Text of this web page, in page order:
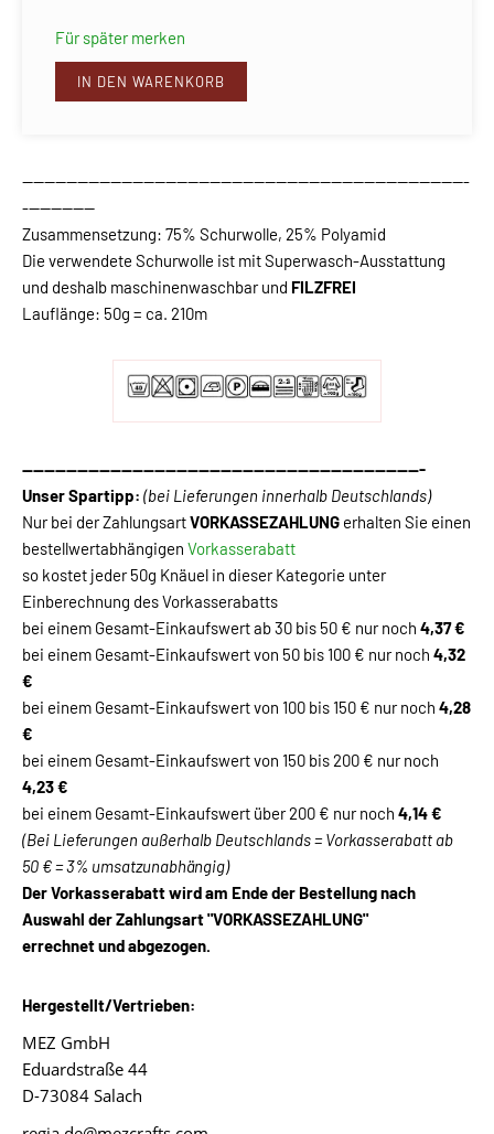
Für später merken
IN DEN WARENKORB
---------------------------------------------------------------------------------
-------------
Zusammensetzung: 75% Schurwolle, 25% Polyamid
Die verwendete Schurwolle ist mit Superwasch-Ausstattung
und deshalb maschinenwaschbar und FILZFREI
Lauflänge: 50g = ca. 210m
-------------------------------------------------------------------------
Unser Spartipp: (bei Lieferungen innerhalb Deutschlands)
Nur bei der ZahlungsartVORKASSEZAHLUNG erhalten Sie einen
bestellwertabhängigen Vorkasserabatt
so kostet jeder 50g Knäuel in dieser Kategorie unter
Einberechnung des Vorkasserabatts
bei einem Gesamt-Einkaufswert ab 30 bis 50 € nur noch 4,37 €
bei einem Gesamt-Einkaufswert von 50 bis 100 € nur noch 4,32
€
bei einem Gesamt-Einkaufswert von 100 bis 150 € nur noch 4,28
€
bei einem Gesamt-Einkaufswert von 150 bis 200 € nur noch
4,23 €
bei einem Gesamt-Einkaufswert über 200 € nur noch 4,14 €
(Bei Lieferungen außerhalb Deutschlands = Vorkasserabatt ab
50 € = 3% umsatzunabhängig)
Der Vorkasserabatt wird am Ende der Bestellung nach
Auswahl der Zahlungsart "VORKASSEZAHLUNG"
errechnet und abgezogen.
Hergestellt/Vertrieben:
MEZ GmbH
Eduardstraße 44
D-73084 Salach